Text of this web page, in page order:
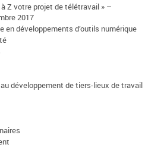
Z votre projet de télétravail » –
2017
en développements d’outils numérique
développement de tiers-lieux de travail